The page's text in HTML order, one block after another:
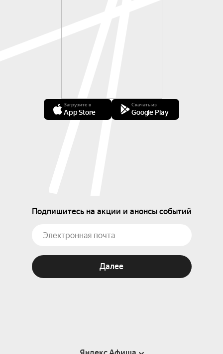
Загрузите в
App Store
Скачать из
Google Play
Подпишитесь на акции и анонсы событий
Далее